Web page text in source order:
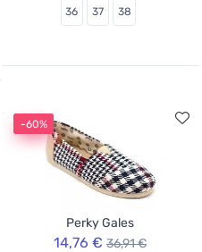
36 37 38
-60%
Perky Gales
14,76 € 36,91 €